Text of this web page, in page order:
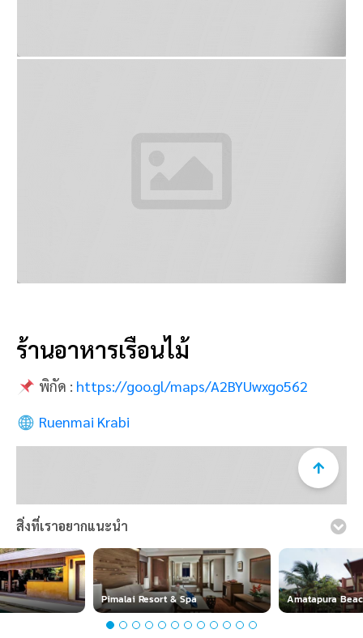
ร้านอาหารเรือนไม้
พิกัด : https://goo.gl/maps/A2BYUwxgo562
Ruenmai Krabi
สิ่งที่เราอยากแนะนำ
Pimalai Resort & Spa Amatapura
เรามีความจำเป็นต้องใช้คุกกี้ในการเก็บข้อมูลการใช้งานเว็บไซต์
ของท่านเพื่อเพิ่มประสบการณ์ใช้งานที่ดีและตรงตามความ
ต้องการของลูกค้าอ่านรายละเอียดเพิ่มเติม
ยอมรับ